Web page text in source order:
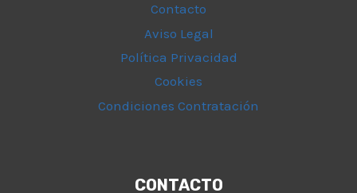
Contacto
Aviso Legal
Política Privacidad
Cookies
Condiciones Contratación
CONTACTO